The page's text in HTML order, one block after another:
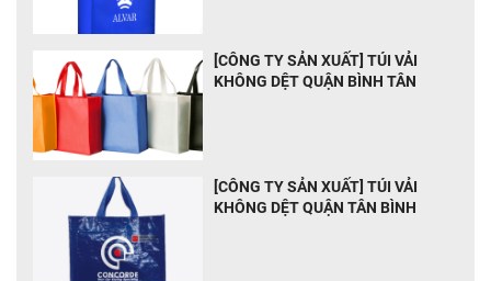
[CÔNG TY SẢN XUẤT] TÚI VẢI
KHÔNG DỆT QUẬN BÌNH TÂN
[CÔNG TY SẢN XUẤT] TÚI VẢI
KHÔNG DỆT QUẬN TÂN BÌNH